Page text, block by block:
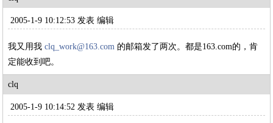
2005-1-9 10:12:53 发表编辑
我又用我clq_work@163.com 的邮箱发了两次。都是163.com的，肯
定能收到吧。
clq
2005-1-9 10:14:52 发表编辑